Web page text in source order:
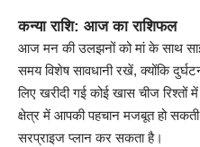
कन्या राशि: आज का राशिफल
आज मन की उलझनों को मां के साथ
समय विशेष सावधानी रखें, क्योंकि
लिए खरीदी गई कोई खास चीज रिश्तों में
क्षेत्र में आपकी पहचान मजबूत हो
सरप्राइज प्लान कर सकता है।